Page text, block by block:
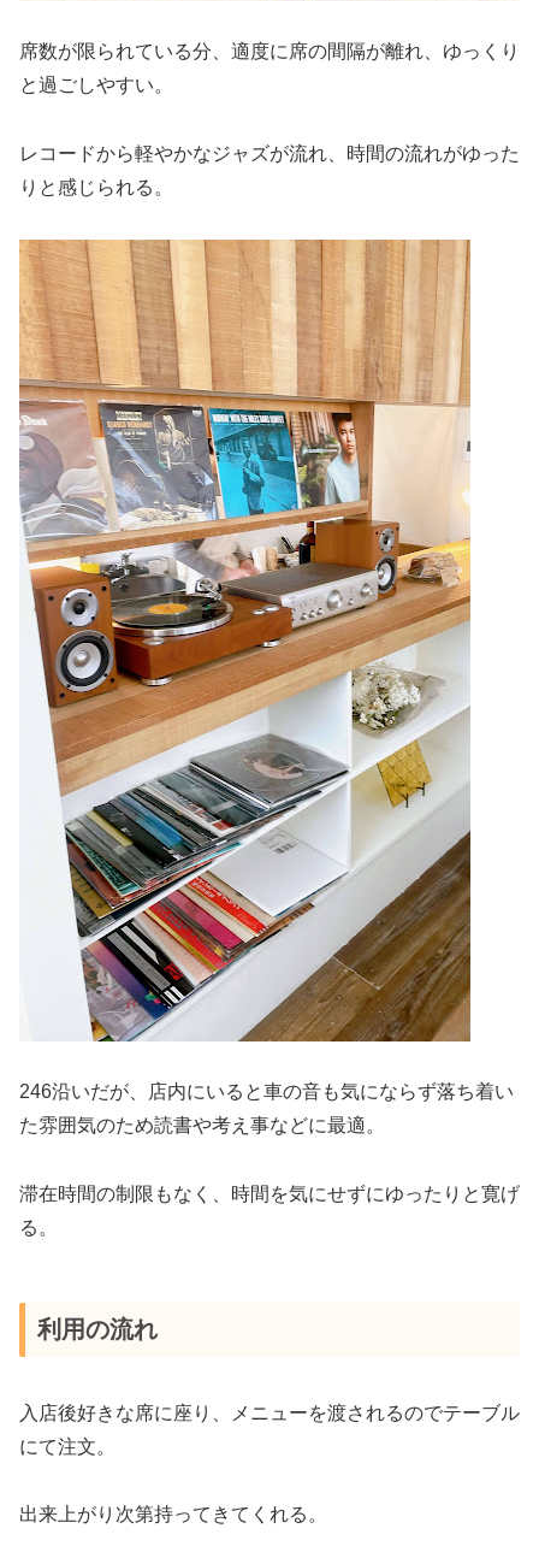
席数が限られている分、適度に席の間隔が離れ、ゆっくり
と過ごしやすい。
レコードから軽やかなジャズが流れ、時間の流れがゆった
りと感じられる。
246沿いだが、店内にいると車の音も気にならず落ち着い
た雰囲気のため読書や考え事などに最適。
滞在時間の制限もなく、時間を気にせずにゆったりと寛げ
る。
利用の流れ
入店後好きな席に座り、メニューを渡されるのでテーブル
にて注文。
出来上がり次第持ってきてくれる。